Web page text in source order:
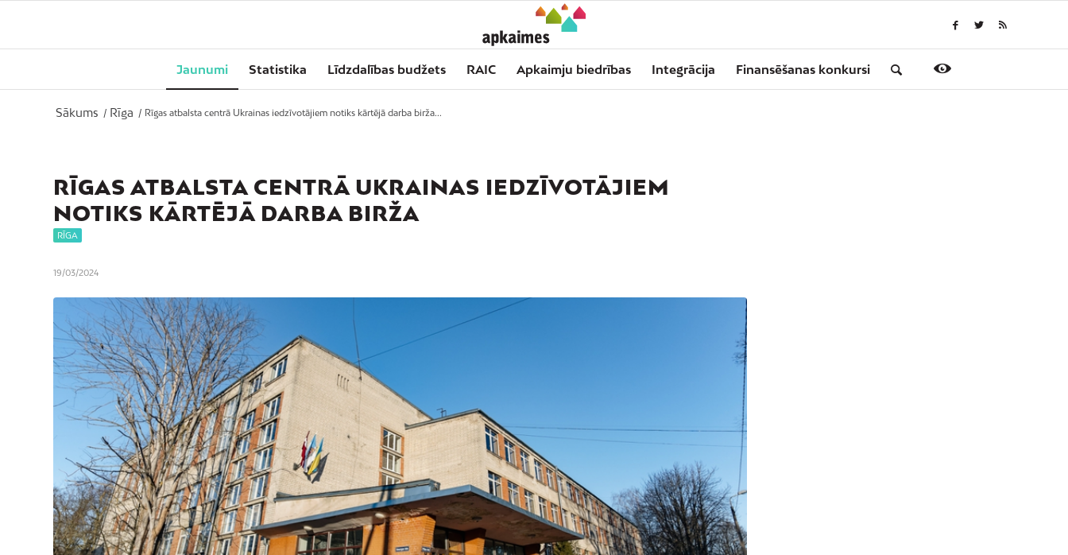
Jaunumi Statistika Līdzdalības budžets RAIC Apkaimju biedrības Integrācija Finansēšanas konkursi
Sākums / Rīga / Rīgas atbalsta centrā Ukrainas iedzīvotājiem notiks kārtējā darba birža...
RĪGAS ATBALSTA CENTRĀ UKRAINAS IEDZĪVOTĀJIEM
NOTIKS KĀRTĒJĀ DARBA BIRŽA
RĪGA
19/03/2024